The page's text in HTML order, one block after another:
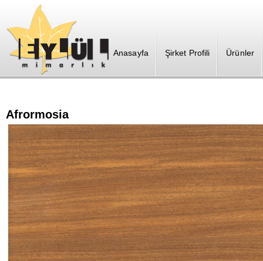
Anasayfa Şirket Profili Ürünler
Afrormosia